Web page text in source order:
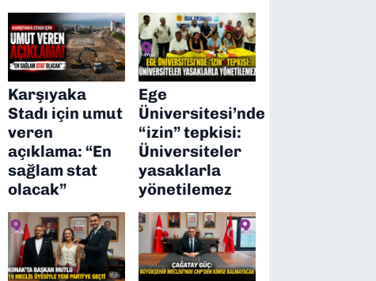
Karşıyaka
Stadı için umut
veren
açıklama: “En
sağlam stat
olacak”
Ege
Üniversitesi’nde
“izin” tepkisi:
Üniversiteler
yasaklarla
yönetilemez